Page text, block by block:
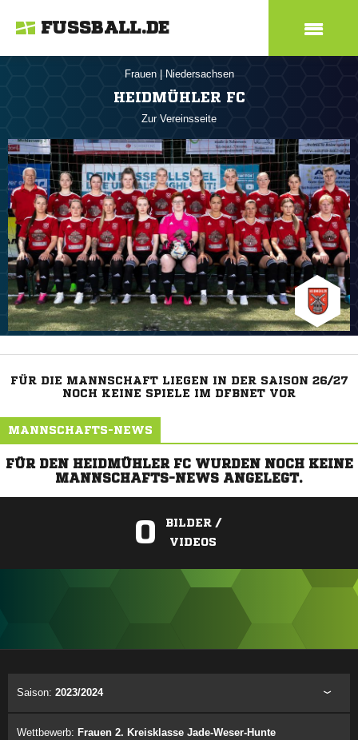
FUSSBALL.DE
Frauen Niedersachsen
HEIDMÜHLER FC
Zur Vereinsseite
FÜR DIE MANNSCHAFT LIEGEN IN DER SAISON 26/27
NOCH KEINE SPIELE IM DFBNET VOR
MANNSCHAFTS-NEWS
FÜR DEN HEIDMÜHLER FC WURDEN NOCH KEINE
MANNSCHAFTS-NEWS ANGELEGT.
0
BILDER /
VIDEOS
Saison: 2023/2024
Wettbewerb: Frauen 2. Kreisklasse Jade-Weser-Hunte